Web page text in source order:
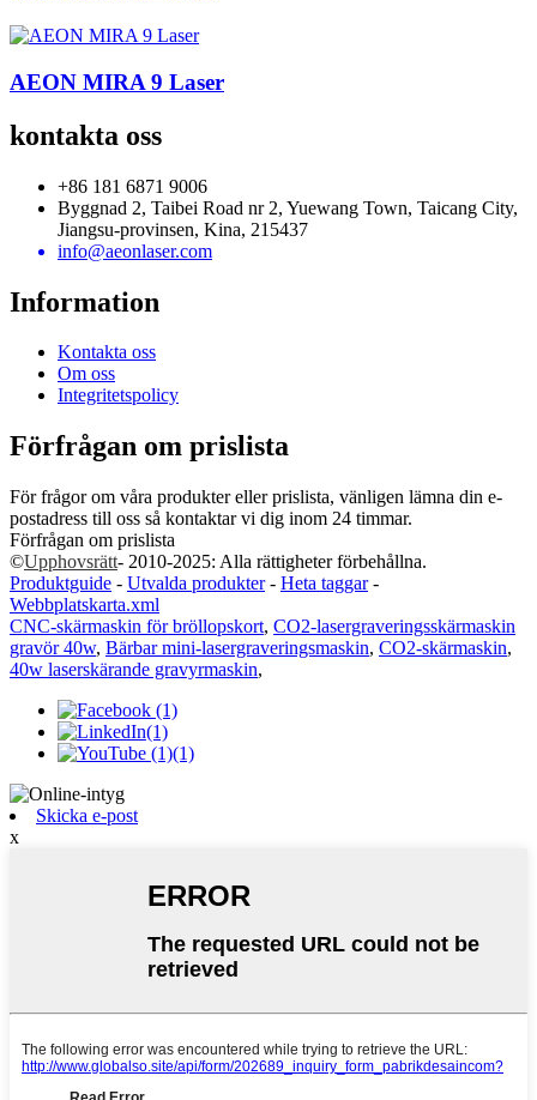
AEON MIRA 9 Laser
kontakta oss
+86 181 6871 9006
Byggnad 2, Taibei Road nr 2, Yuewang Town, Taicang City,
Jiangsu-provinsen, Kina, 215437
info@aeonlaser.com
Information
Kontakta oss
Om oss
Integritetspolicy
Förfrågan om prislista
För frågor om våra produkter eller prislista, vänligen lämna din e-
postadress till oss så kontaktar vi dig inom 24 timmar.
Förfrågan om prislista
©Upphovsrätt- 2010-2025: Alla rättigheter förbehållna.
Produktguide - Utvalda produkter- Heta taggar-
Webbplatskarta.xml
CNC-skärmaskin för bröllopskort, CO2-lasergraveringsskärmaskin
gravör 40w, Bärbar mini-lasergraveringsmaskin, CO2-skärmaskin,
40w laserskärande gravyrmaskin,
Skicka e-post
x